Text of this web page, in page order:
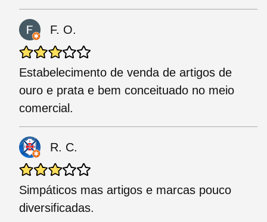
F. O.
Estabelecimento de venda de artigos de
ouro e prata e bem conceituado no meio
comercial.
R. C.
Simpáticos mas artigos e marcas pouco
diversificadas.